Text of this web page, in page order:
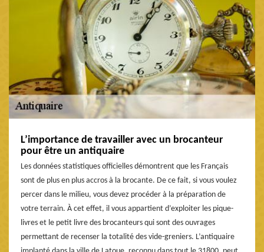
L’importance de travailler avec un brocanteur
pour être un antiquaire
Les données statistiques officielles démontrent que les Français
sont de plus en plus accros à la brocante. De ce fait, si vous voulez
percer dans le milieu, vous devez procéder à la préparation de
votre terrain. À cet effet, il vous appartient d’exploiter les pique-
livres et le petit livre des brocanteurs qui sont des ouvrages
permettant de recenser la totalité des vide-greniers. L’antiquaire